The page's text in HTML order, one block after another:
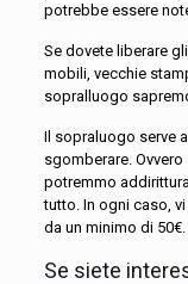
potrebbe essere
Se dovete liberare
mobili, vecchie
sopralluogo
Il sopraluogo serve
sgomberare.
potremmo
tutto. In ogni caso,
da un minimo di 50€.
Se siete